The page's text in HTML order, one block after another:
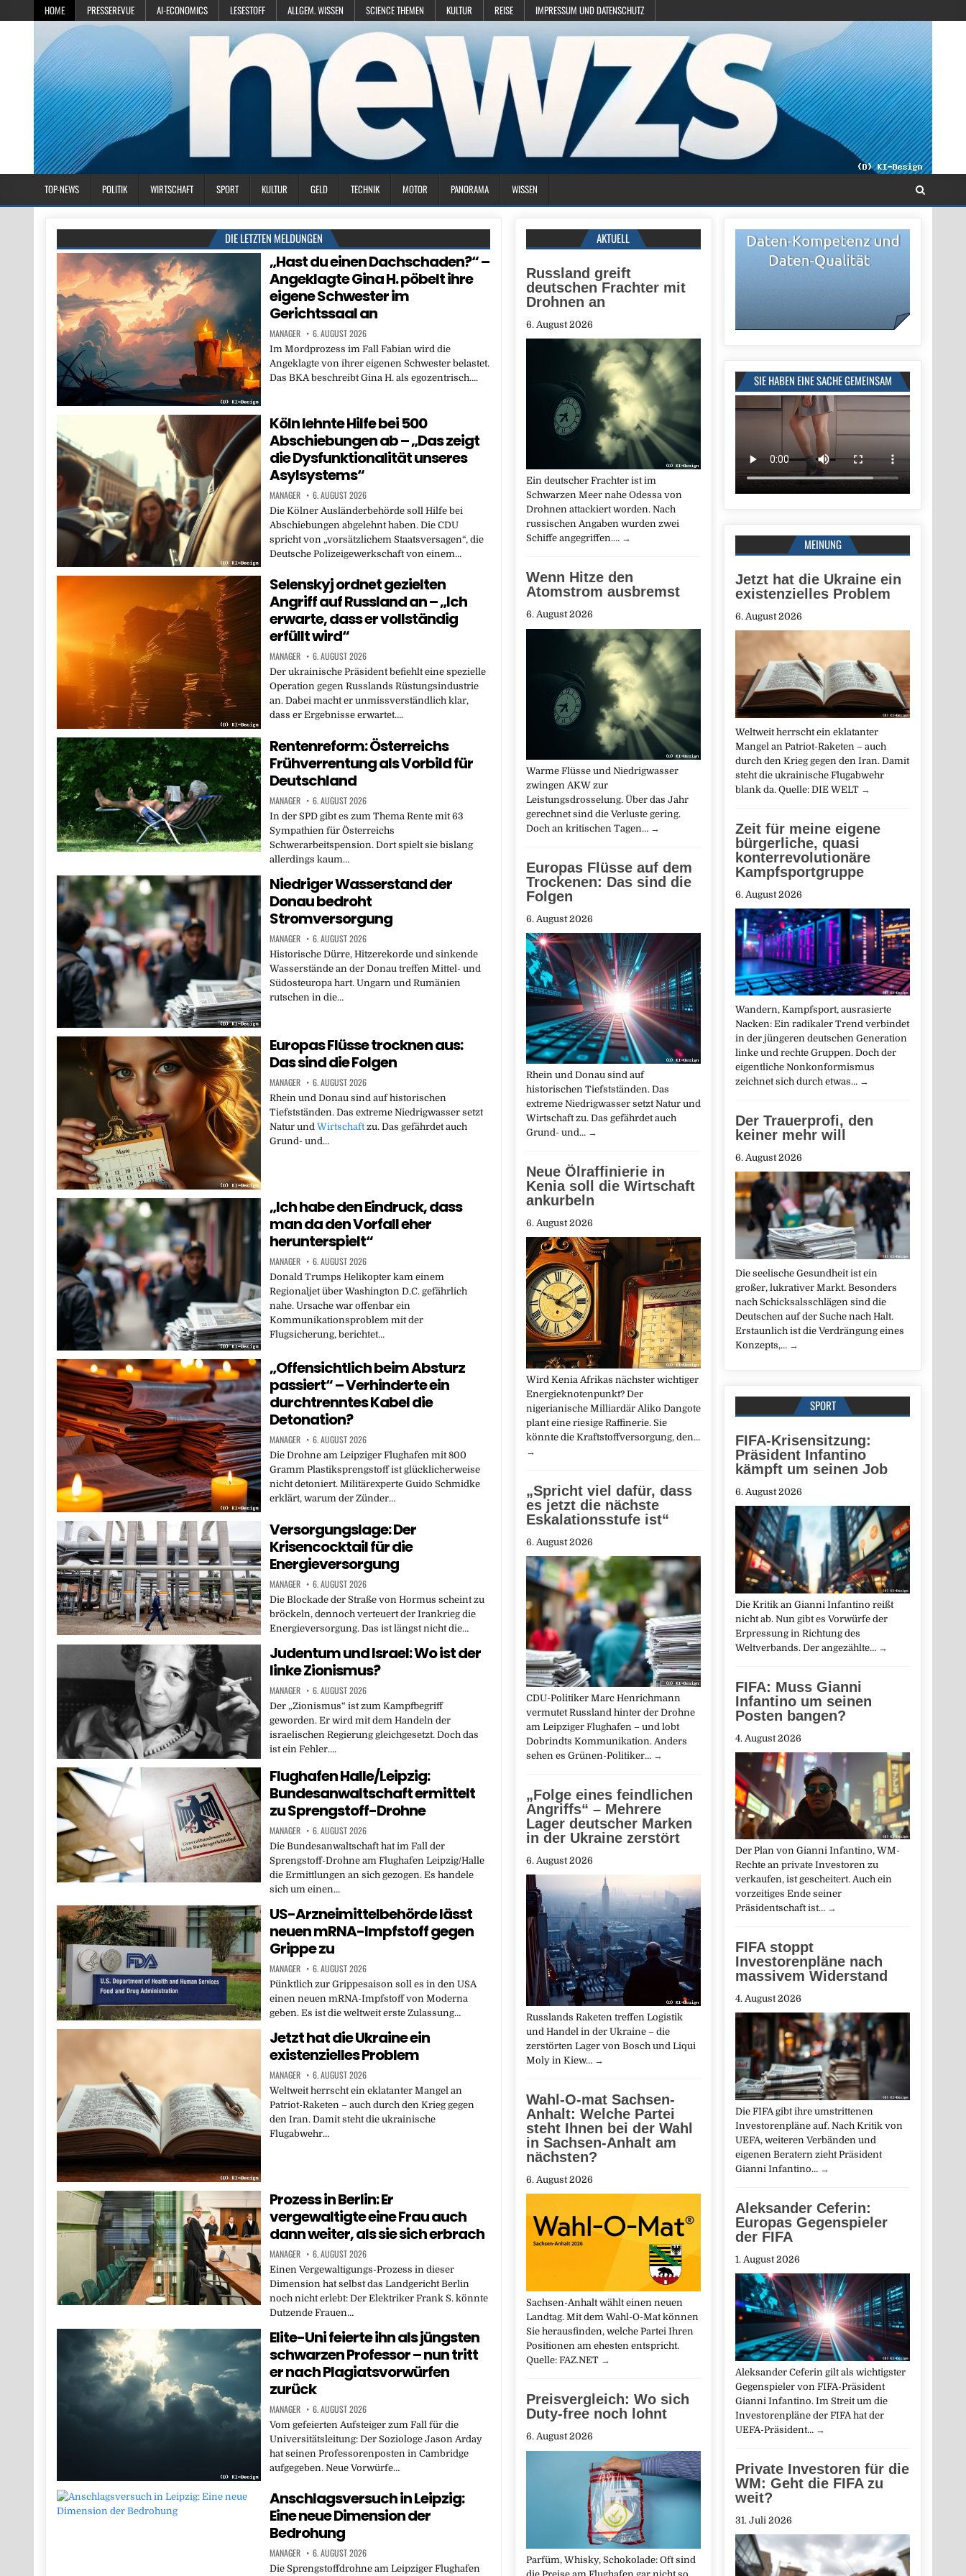
HOME PRESSEREVUE AI-ECONOMICS LESESTOFF ALLGEM. WISSEN SCIENCE THEMEN KULTUR REISE IMPRESSUM UND DATENSCHUTZ
TOP-NEWS POLITIK WIRTSCHAFT SPORT KULTUR GELD TECHNIK MOTOR PANORAMA WISSEN
DIE LETZTEN MELDUNGEN
„Hast du einen Dachschaden?“ –
Angeklagte Gina H. pöbelt ihre
eigene Schwester im
Gerichtssaal an
MANAGER 6. AUGUST 2026
Im Mordprozess im Fall Fabian wird die
Angeklagte von ihrer eigenen Schwester belastet.
Das BKA beschreibt Gina H. als egozentrisch….
Köln lehnte Hilfe bei 500
Abschiebungen ab – „Das zeigt
die Dysfunktionalität unseres
Asylsystems“
MANAGER 6. AUGUST 2026
Die Kölner Ausländerbehörde soll Hilfe bei
Abschiebungen abgelehnt haben. Die CDU
spricht von „vorsätzlichem Staatsversagen“, die
Deutsche Polizeigewerkschaft von einem…
Selenskyj ordnet gezielten
Angriff auf Russland an – „Ich
erwarte, dass er vollständig
erfüllt wird“
MANAGER 6. AUGUST 2026
Der ukrainische Präsident befiehlt eine spezielle
Operation gegen Russlands Rüstungsindustrie
an. Dabei macht er unmissverständlich klar,
dass er Ergebnisse erwartet….
Rentenreform: Österreichs
Frühverrentung als Vorbild für
Deutschland
MANAGER 6. AUGUST 2026
In der SPD gibt es zum Thema Rente mit 63
Sympathien für Österreichs
Schwerarbeitspension. Dort spielt sie bislang
allerdings kaum…
Niedriger Wasserstand der
Donau bedroht
Stromversorgung
MANAGER 6. AUGUST 2026
Historische Dürre, Hitzerekorde und sinkende
Wasserstände an der Donau treffen Mittel- und
Südosteuropa hart. Ungarn und Rumänien
rutschen in die…
Europas Flüsse trocknen aus:
Das sind die Folgen
MANAGER 6. AUGUST 2026
Rhein und Donau sind auf historischen
Tiefstständen. Das extreme Niedrigwasser setzt
Natur und Wirtschaftzu. Das gefährdet auch
Grund- und…
„Ich habe den Eindruck, dass
man da den Vorfall eher
herunterspielt“
MANAGER 6. AUGUST 2026
Donald Trumps Helikopter kam einem
Regionaljet über Washington D.C. gefährlich
nahe. Ursache war offenbar ein
Kommunikationsproblem mit der
Flugsicherung, berichtet…
„Offensichtlich beim Absturz
passiert“ – Verhinderte ein
durchtrenntes Kabel die
Detonation?
MANAGER 6. AUGUST 2026
Die Drohne am Leipziger Flughafen mit 800
Gramm Plastiksprengstoff ist glücklicherweise
nicht detoniert. Militärexperte Guido Schmidke
erklärt, warum der Zünder…
Versorgungslage: Der
Krisencocktail für die
Energieversorgung
MANAGER 6. AUGUST 2026
Die Blockade der Straße von Hormus scheint zu
bröckeln, dennoch verteuert der Irankrieg die
Energieversorgung. Das ist längst nicht die…
Judentum und Israel: Wo ist der
linke Zionismus?
MANAGER 6. AUGUST 2026
Der „Zionismus“ ist zum Kampfbegriff
geworden. Er wird mit dem Handeln der
israelischen Regierung gleichgesetzt. Doch das
ist ein Fehler….
Flughafen Halle/Leipzig:
Bundesanwaltschaft ermittelt
zu Sprengstoff-Drohne
MANAGER 6. AUGUST 2026
Die Bundesanwaltschaft hat im Fall der
Sprengstoff-Drohne am Flughafen Leipzig/Halle
die Ermittlungen an sich gezogen. Es handele
sich um einen…
US-Arzneimittelbehörde lässt
neuen mRNA-Impfstoff gegen
Grippe zu
MANAGER 6. AUGUST 2026
Pünktlich zur Grippesaison soll es in den USA
einen neuen mRNA-Impfstoff von Moderna
geben. Es ist die weltweit erste Zulassung…
Jetzt hat die Ukraine ein
existenzielles Problem
MANAGER 6. AUGUST 2026
Weltweit herrscht ein eklatanter Mangel an
Patriot-Raketen – auch durch den Krieg gegen
den Iran. Damit steht die ukrainische
Flugabwehr…
Prozess in Berlin: Er
vergewaltigte eine Frau auch
dann weiter, als sie sich erbrach
MANAGER 6. AUGUST 2026
Einen Vergewaltigungs-Prozess in dieser
Dimension hat selbst das Landgericht Berlin
noch nicht erlebt: Der Elektriker Frank S. könnte
Dutzende Frauen…
Elite-Uni feierte ihn als jüngsten
schwarzen Professor – nun tritt
er nach Plagiatsvorwürfen
zurück
MANAGER 6. AUGUST 2026
Vom gefeierten Aufsteiger zum Fall für die
Universitätsleitung: Der Soziologe Jason Arday
hat seinen Professorenposten in Cambridge
aufgegeben. Neue Vorwürfe…
Anschlagsversuch in Leipzig:
Eine neue Dimension der
Bedrohung
MANAGER 6. AUGUST 2026
Die Sprengstoffdrohne am Leipziger Flughafen
SIE HABEN EINE SACHE GEMEINSAM
MEINUNG
Jetzt hat die Ukraine ein
existenzielles Problem
6. August 2026
Weltweit herrscht ein eklatanter
Mangel an Patriot-Raketen – auch
durch den Krieg gegen den Iran. Damit
steht die ukrainische Flugabwehr
blank da. Quelle: DIE WELT →
Zeit für meine eigene
bürgerliche, quasi
konterrevolutionäre
Kampfsportgruppe
6. August 2026
Wandern, Kampfsport, ausrasierte
Nacken: Ein radikaler Trend verbindet
in der jüngeren deutschen Generation
linke und rechte Gruppen. Doch der
eigentliche Nonkonformismus
zeichnet sich durch etwas… →
Der Trauerprofi, den
keiner mehr will
6. August 2026
Die seelische Gesundheit ist ein
großer, lukrativer Markt. Besonders
nach Schicksalsschlägen sind die
Deutschen auf der Suche nach Halt.
Erstaunlich ist die Verdrängung eines
Konzepts,… →
SPORT
FIFA-Krisensitzung:
Präsident Infantino
kämpft um seinen Job
6. August 2026
Die Kritik an Gianni Infantino reißt
nicht ab. Nun gibt es Vorwürfe der
Erpressung in Richtung des
Weltverbands. Der angezählte… →
FIFA: Muss Gianni
Infantino um seinen
Posten bangen?
4. August 2026
Der Plan von Gianni Infantino, WM-
Rechte an private Investoren zu
verkaufen, ist gescheitert. Auch ein
vorzeitiges Ende seiner
Präsidentschaft ist… →
FIFA stoppt
Investorenpläne nach
massivem Widerstand
4. August 2026
Die FIFA gibt ihre umstrittenen
Investorenpläne auf. Nach Kritik von
UEFA, weiteren Verbänden und
eigenen Beratern zieht Präsident
Gianni Infantino… →
Aleksander Ceferin:
Europas Gegenspieler
der FIFA
1. August 2026
Aleksander Ceferin gilt als wichtigster
Gegenspieler von FIFA-Präsident
Gianni Infantino. Im Streit um die
Investorenpläne der FIFA hat der
UEFA-Präsident… →
Private Investoren für die
WM: Geht die FIFA zu
weit?
31. Juli 2026
AKTUELL
Russland greift
deutschen Frachter mit
Drohnen an
6. August 2026
Ein deutscher Frachter ist im
Schwarzen Meer nahe Odessa von
Drohnen attackiert worden. Nach
russischen Angaben wurden zwei
Schiffe angegriffen.… →
Wenn Hitze den
Atomstrom ausbremst
6. August 2026
Warme Flüsse und Niedrigwasser
zwingen AKW zur
Leistungsdrosselung. Über das Jahr
gerechnet sind die Verluste gering.
Doch an kritischen Tagen… →
Europas Flüsse auf dem
Trockenen: Das sind die
Folgen
6. August 2026
Rhein und Donau sind auf
historischen Tiefstständen. Das
extreme Niedrigwasser setzt Natur und
Wirtschaft zu. Das gefährdet auch
Grund- und… →
Neue Ölraffinierie in
Kenia soll die Wirtschaft
ankurbeln
6. August 2026
Wird Kenia Afrikas nächster wichtiger
Energieknotenpunkt? Der
nigerianische Milliardär Aliko Dangote
plant eine riesige Raffinerie. Sie
könnte die Kraftstoffversorgung, den…
→
„Spricht viel dafür, dass
es jetzt die nächste
Eskalationsstufe ist“
6. August 2026
CDU-Politiker Marc Henrichmann
vermutet Russland hinter der Drohne
am Leipziger Flughafen – und lobt
Dobrindts Kommunikation. Anders
sehen es Grünen-Politiker… →
„Folge eines feindlichen
Angriffs“ – Mehrere
Lager deutscher Marken
in der Ukraine zerstört
6. August 2026
Russlands Raketen treffen Logistik
und Handel in der Ukraine – die
zerstörten Lager von Bosch und Liqui
Moly in Kiew… →
Wahl-O-mat Sachsen-
Anhalt: Welche Partei
steht Ihnen bei der Wahl
in Sachsen-Anhalt am
nächsten?
6. August 2026
Sachsen-Anhalt wählt einen neuen
Landtag. Mit dem Wahl-O-Mat können
Sie herausfinden, welche Partei Ihren
Positionen am ehesten entspricht.
Quelle: FAZ.NET →
Preisvergleich: Wo sich
Duty-free noch lohnt
6. August 2026
Parfüm, Whisky, Schokolade: Oft sind